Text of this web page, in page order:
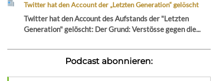
Twitter hat den Account der „Letzten Generation“ gelöscht
Twitter hat den Account des Aufstands der "Letzten
Generation" gelöscht: Der Grund: Verstösse gegen die...
Podcast abonnieren: